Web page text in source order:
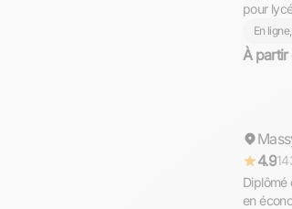
pour
En
À partir
4.9
Diplômé
en